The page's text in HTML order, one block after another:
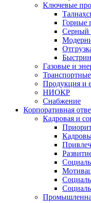
Ключевые
Горные
Серный
Газовые и
Продукция и
НИОКР
Снабжение
Корпоративная
Кадровая и